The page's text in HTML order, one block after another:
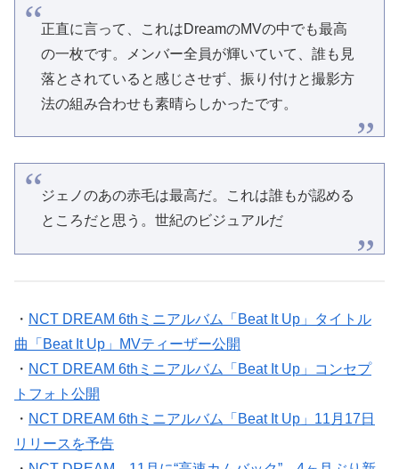
正直に言って、これはDreamのMVの中でも最高
の一枚です。メンバー全員が輝いていて、誰も見
落とされていると感じさせず、振り付けと撮影方
法の組み合わせも素晴らしかったです。
ジェノのあの赤毛は最高だ。これは誰もが認める
ところだと思う。世紀のビジュアルだ
・ NCT DREAM 6thミニアルバム「Beat It Up」タイトル
曲「Beat It Up」MVティーザー公開
・ NCT DREAM 6thミニアルバム「Beat It Up」コンセプ
トフォト公開
・ NCT DREAM 6thミニアルバム「Beat It Up」11月17日
リリースを予告